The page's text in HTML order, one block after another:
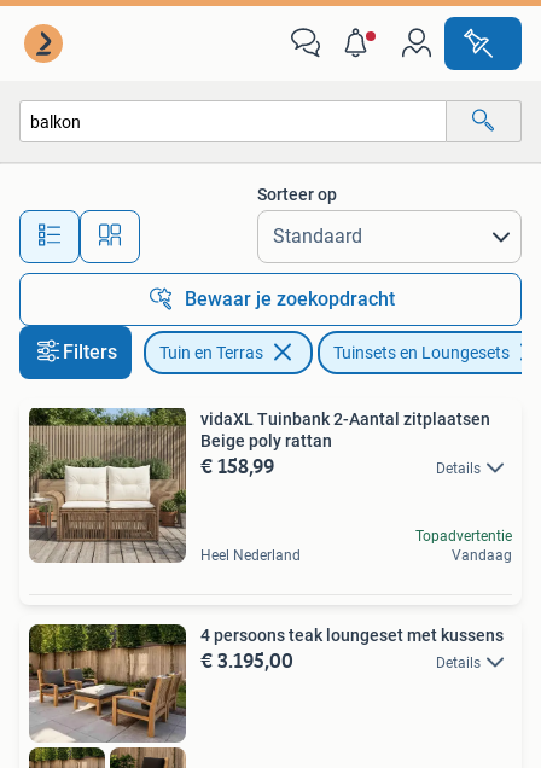
Alle afstanden…
Sorteer op
Bewaar je zoekopdracht
Filters Tuin en Terras Tuinsets en Loungesets
vidaXL Tuinbank 2-Aantal zitplaatsen
Beige poly rattan
€ 158,99 Details
Heel Nederland
Topadvertentie
Vandaag
4 persoons teak loungeset met kussens
€ 3.195,00 Details